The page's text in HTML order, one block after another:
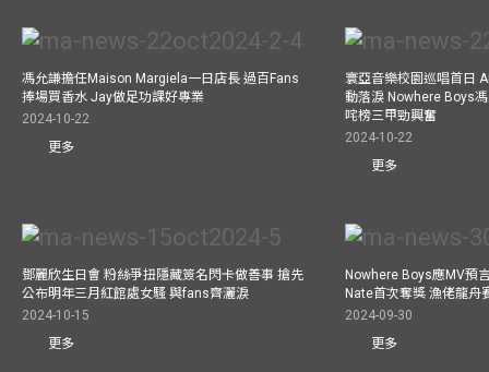
馮允謙擔任Maison Margiela一日店長 過百Fans
捧場買香水 Jay做足功課好專業
2024-10-22
更多
寰亞音樂校園巡唱首日
動落淚 Nowhere Boys
咤榜三甲勁興奮
2024-10-22
更多
鄧麗欣生日會 粉絲爭扭隱藏簽名閃卡做善事 搶先
公布明年三月紅館處女騷 與fans齊灑淚
2024-10-15
更多
Nowhere Boys應MV預
Nate首次奪獎 漁佬龍舟
2024-09-30
更多